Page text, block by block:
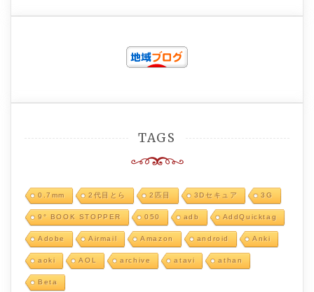
TAGS
0.7mm 2代目とら 2匹目 3Dセキュア 3G
9° BOOK STOPPER 050 adb AddQuicktag
Adobe Airmail Amazon android Anki
aoki AOL archive atavi athan
Beta